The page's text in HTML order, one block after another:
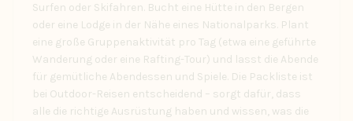
Surfen oder Skifahren. Bucht eine Hütte in den Bergen
oder eine Lodge in der Nähe eines Nationalparks. Plant
eine große Gruppenaktivität pro Tag (etwa eine geführte
Wanderung oder eine Rafting-Tour) und lasst die Abende
für gemütliche Abendessen und Spiele. Die Packliste ist
bei Outdoor-Reisen entscheidend – sorgt dafür, dass
alle die richtige Ausrüstung haben und wissen, was die